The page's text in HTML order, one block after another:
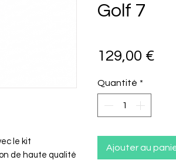
le kit
de haute qualité
Golf 7
129,00 €
Quantité *
Ajouter au